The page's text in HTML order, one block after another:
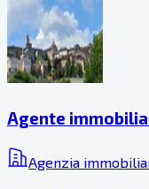
Agente
Agenzia